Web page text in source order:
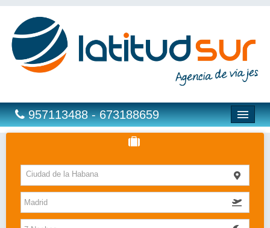
957113488 - 673188659
Hoteles
Costas
Islas
Ciudad de la Habana